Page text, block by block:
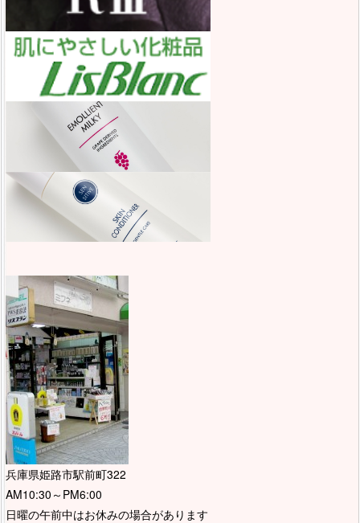
兵庫県姫路市駅前町322
AM10:30～PM6:00
日曜の午前中はお休みの場合があります